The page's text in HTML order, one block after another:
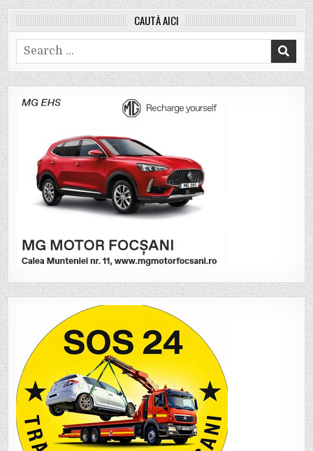
CAUTĂ AICI
Search
for: